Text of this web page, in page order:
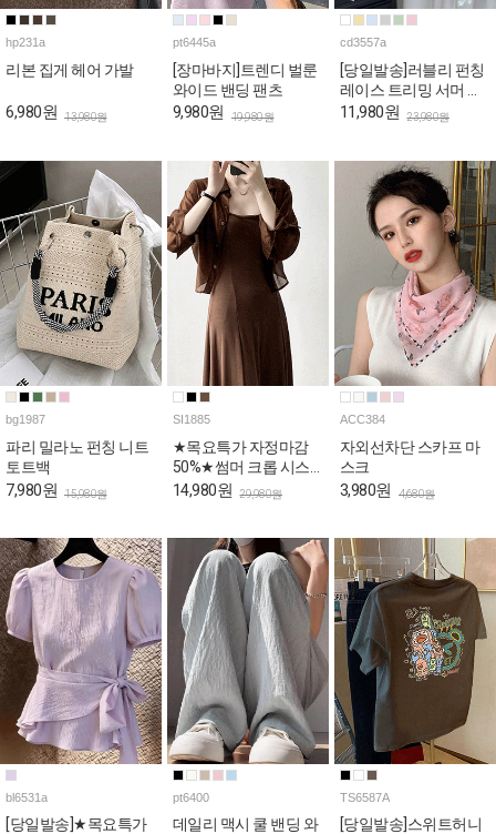
hp231a
리본 집게 헤어 가발
6,980원 13,980원
pt6445a
[장마바지]트렌디 벌룬
와이드 밴딩 팬츠
9,980원 19,980원
cd3557a
[당일발송]러블리 펀칭
레이스 트리밍 서머 가
디건
11,980원 23,980원
bg1987
파리 밀라노 펀칭 니트
토트백
7,980원 15,980원
SI1885
★목요특가 자정마감
50%★썸머 크롭 시스
루 셔츠
14,980원 29,980원
ACC384
자외선차단 스카프 마
스크
3,980원 4,680원
bl6531a
[당일발송]★목요특가
pt6400
데일리 맥시 쿨 밴딩 와
TS6587A
[당일발송]스위트허니